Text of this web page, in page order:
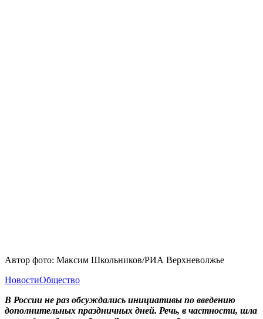
Автор фото: Максим Школьников/РИА Верхневолжье
НовостиОбщество
В России не раз обсуждались инициативы по введению
дополнительных праздничных дней. Речь, в частности, шла